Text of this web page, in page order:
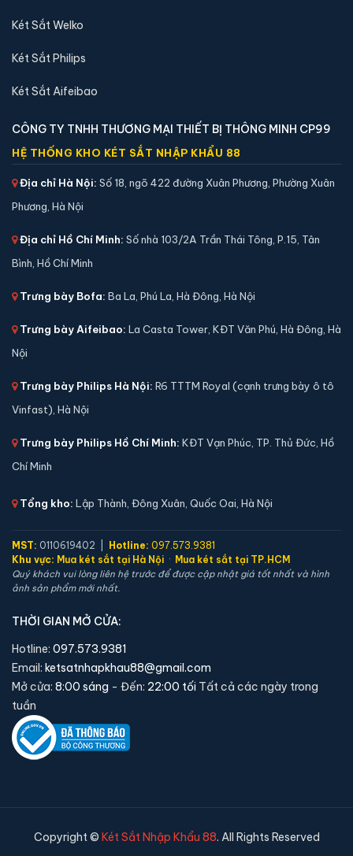
Két sắt Bofa BGX-5D1-60S1 điện tử chính hãng
⚖️ Trọng lượng:
🔒 Khoá:Khóa điện tử
🛡️ Bảo hành:36 tháng
Két sắt mini Bofa ZB-35DJ vân tay chính hãng
📐 Kích thước:35 x 36.5 x 32 cm
🛡️ Bảo hành:36 tháng
6,250,000 đ
Xem chi tiết →
Két Sắt Welko
Két Sắt Philips
Két Sắt Aifeibao
CÔNG TY TNHH THƯƠNG MẠI THIẾT BỊ THÔNG MINH CP99
HỆ THỐNG KHO KÉT SẮT NHẬP KHẨU 88
Địa chỉ Hà Nội: Số 18, ngõ 422 đường Xuân Phương, Phường Xuân
Phương, Hà Nội
Địa chỉ Hồ Chí Minh: Số nhà 103/2A Trần Thái Tông, P.15, Tân
Bình, Hồ Chí Minh
Trưng bày Bofa: Ba La, Phú La, Hà Đông, Hà Nội
Trưng bày Aifeibao: La Casta Tower, KĐT Văn Phú, Hà Đông, Hà
Nội
Trưng bày Philips Hà Nội: R6 TTTM Royal (cạnh trưng bày ô tô
Vinfast), Hà Nội
Trưng bày Philips Hồ Chí Minh: KĐT Vạn Phúc, TP. Thủ Đức, Hồ
Chí Minh
Tổng kho: Lập Thành, Đông Xuân, Quốc Oai, Hà Nội
MST: 0110619402 | Hotline: 097.573.9381
Khu vực: Mua két sắt tại Hà Nội · Mua két sắt tại TP.HCM
Quý khách vui lòng liên hệ trước để được cập nhật giá tốt nhất và hình
ảnh sản phẩm mới nhất.
THỜI GIAN MỞ CỬA:
Hotline: 097.573.9381
Email: ketsatnhapkhau88@gmail.com
Mở cửa: 8:00 sáng - Đến: 22:00 tối Tất cả các ngày trong
tuần
Copyright © Két Sắt Nhập Khẩu 88. All Rights Reserved